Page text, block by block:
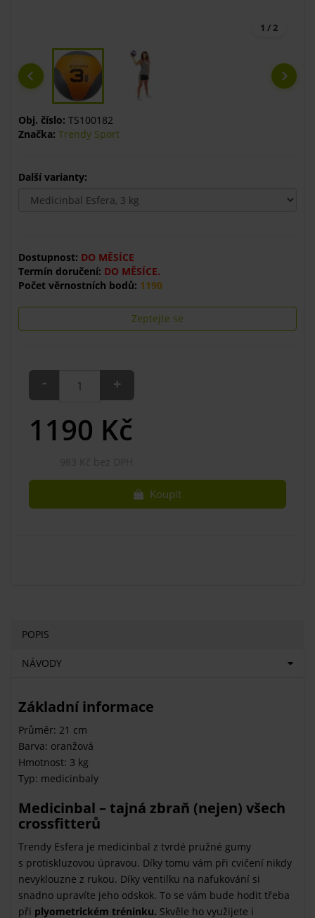
1 / 2
Obj. číslo: TS100182
Značka: Trendy Sport
Další varianty:
Dostupnost: DO MĚSÍCE
Termín doručení: DO MĚSÍCE.
Počet věrnostních bodů: 1190
Zeptejte se
- +
1190 Kč
Koupit
POPIS
NÁVODY
Základní informace
Průměr: 21 cm
Barva: oranžová
Hmotnost: 3 kg
Typ: medicinbaly
Medicinbal – tajná zbraň (nejen) všech
crossfitterů
Trendy Esfera je medicinbal z tvrdé pružné gumy
s protiskluzovou úpravou. Díky tomu vám při cvičení nikdy
nevyklouzne z rukou. Díky ventilku na nafukování si
snadno upravíte jeho odskok. To se vám bude hodit třeba
při plyometrickém tréninku. Skvěle ho využijete i